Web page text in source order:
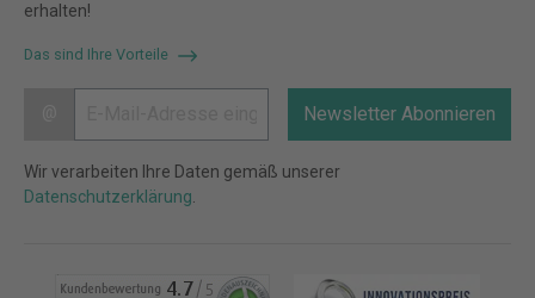
erhalten!
Das sind Ihre Vorteile
Newsletter Abonnieren
Wir verarbeiten Ihre Daten gemäß unserer
Datenschutzerklärung